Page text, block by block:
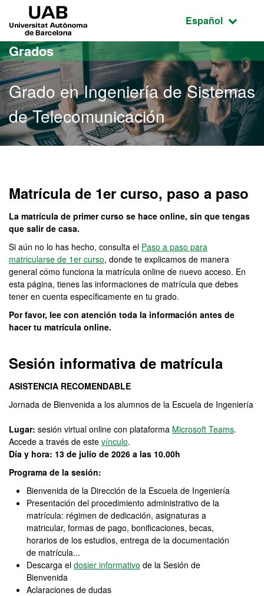
Acceso al contenido principal
Acceso a la navegación de la página
Idioma
Español
Grados
Grado en Ingeniería de Sistemas
de Telecomunicación
Matrícula de 1er curso, paso a paso
La matrícula de primer curso se hace online, sin que tengas
que salir de casa.
Si aún no lo has hecho, consulta el Paso a paso para
matricularse de 1er curso, donde te explicamos de manera
general cómo funciona la matrícula online de nuevo acceso. En
esta página, tienes las informaciones de matrícula que debes
tener en cuenta específicamente en tu grado.
Por favor, lee con atención toda la información antes de
hacer tu matrícula online.
Sesión informativa de matrícula
ASISTENCIA RECOMENDABLE
Jornada de Bienvenida a los alumnos de la Escuela de Ingeniería
Lugar: sesión virtual online con plataforma Microsoft Teams.
Accede a través de este vínculo.
Día y hora: 13 de julio de 2026 a las 10.00h
Programa de la sesión:
Bienvenida de la Dirección de la Escuela de Ingeniería
Presentación del procedimiento administrativo de la
matrícula: régimen de dedicación, asignaturas a
matricular, formas de pago, bonificaciones, becas,
horarios de los estudios, entrega de la documentación
de matrícula...
Descarga el dosier informativo de la Sesión de
Bienvenida
Aclaraciones de dudas